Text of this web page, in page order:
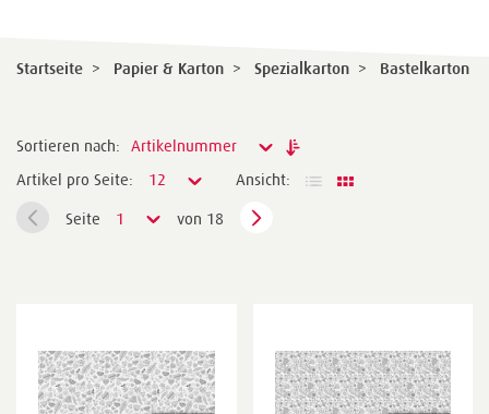
Startseite > Papier & Karton > Spezialkarton > Bastelkarton
Sortieren nach:
Artikelnummer
Artikel pro Seite:
12 Ansicht:
Seite 1 von 18